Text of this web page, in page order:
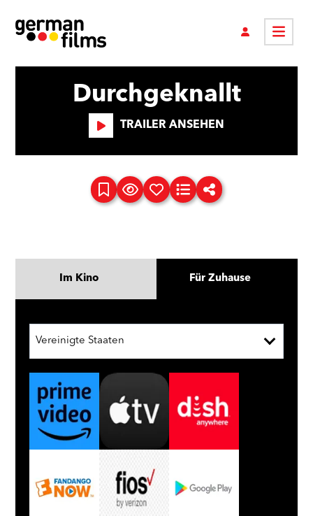
Durchgeknallt
TRAILER ANSEHEN
Im Kino Für Zuhause
Vereinigte Staaten